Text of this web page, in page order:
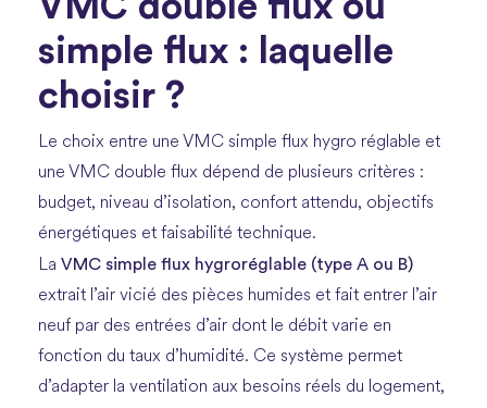
simple flux : laquelle
choisir ?
Le choix entre une VMC simple flux hygro réglable et
une VMC double flux dépend de plusieurs critères :
budget, niveau d’isolation, confort attendu, objectifs
énergétiques et faisabilité technique.
La VMC simple flux hygroréglable (type A ou B)
extrait l’air vicié des pièces humides et fait entrer l’air
neuf par des entrées d’air dont le débit varie en
fonction du taux d’humidité. Ce système permet
d’adapter la ventilation aux besoins réels du logement,